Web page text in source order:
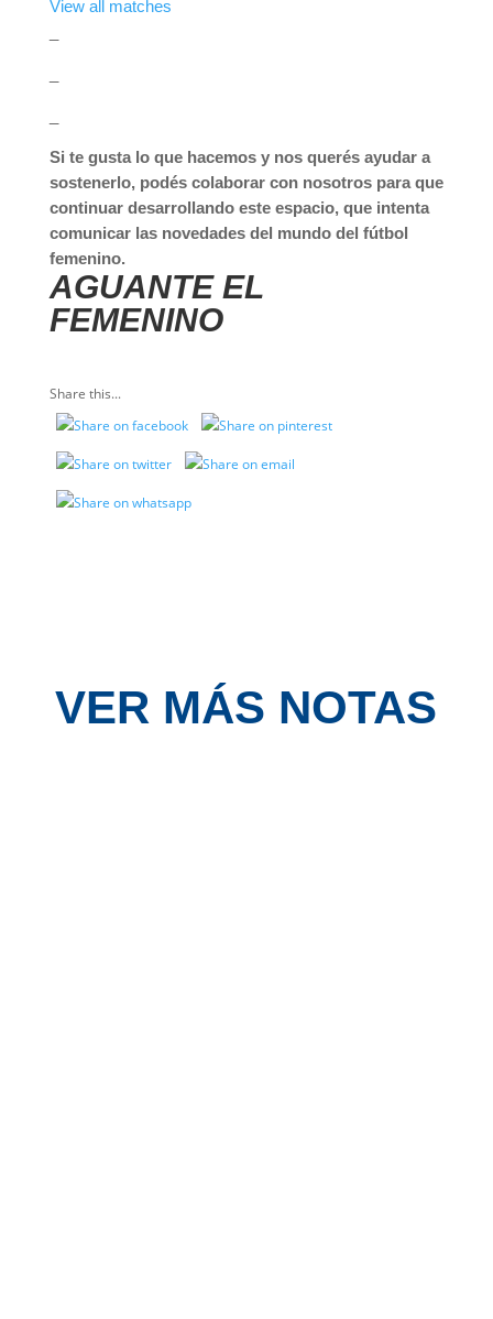
View all matches
Si te gusta lo que hacemos y nos querés ayudar a
sostenerlo, podés colaborar con nosotros para que
continuar desarrollando este espacio, que intenta
comunicar las novedades del mundo del fútbol
femenino.
AGUANTE EL
FEMENINO
Share this...
VER MÁS NOTAS